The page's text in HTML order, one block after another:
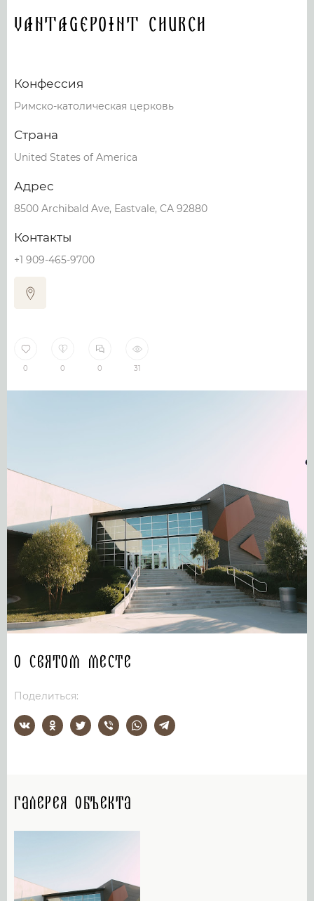
VantagePoint Church
Конфессия
Римско-католическая церковь
Страна
United States of America
Адрес
8500 Archibald Ave, Eastvale, CA 92880
Контакты
+1 909-465-9700
0 0 0 31
О святом месте
Поделиться:
Галерея объекта